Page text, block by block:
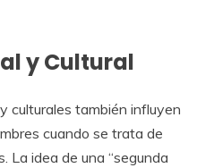
y Cultural
culturales también influyen
cuando se trata de
La idea de una “segunda